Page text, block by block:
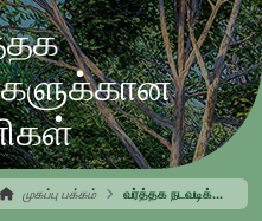
முகப்பு பக்கம் வர்த்தக நடவடிக்கைகளுக்கான காணிகள்